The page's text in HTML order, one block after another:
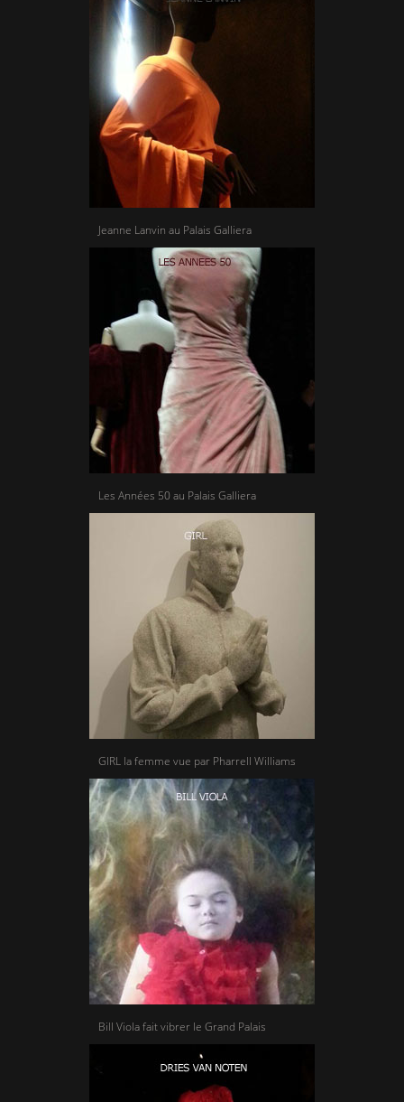
Jeanne Lanvin au Palais Galliera
Les Années 50 au Palais Galliera
GIRL la femme vue par Pharrell Williams
Bill Viola fait vibrer le Grand Palais